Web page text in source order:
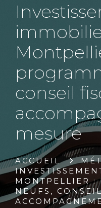
conseil
mesure
ACCUEIL
MONTPELLIER :
NEUFS,